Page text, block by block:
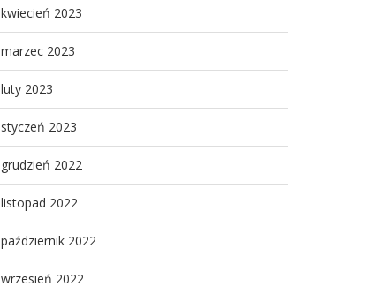
kwiecień 2023
marzec 2023
luty 2023
styczeń 2023
grudzień 2022
listopad 2022
październik 2022
wrzesień 2022